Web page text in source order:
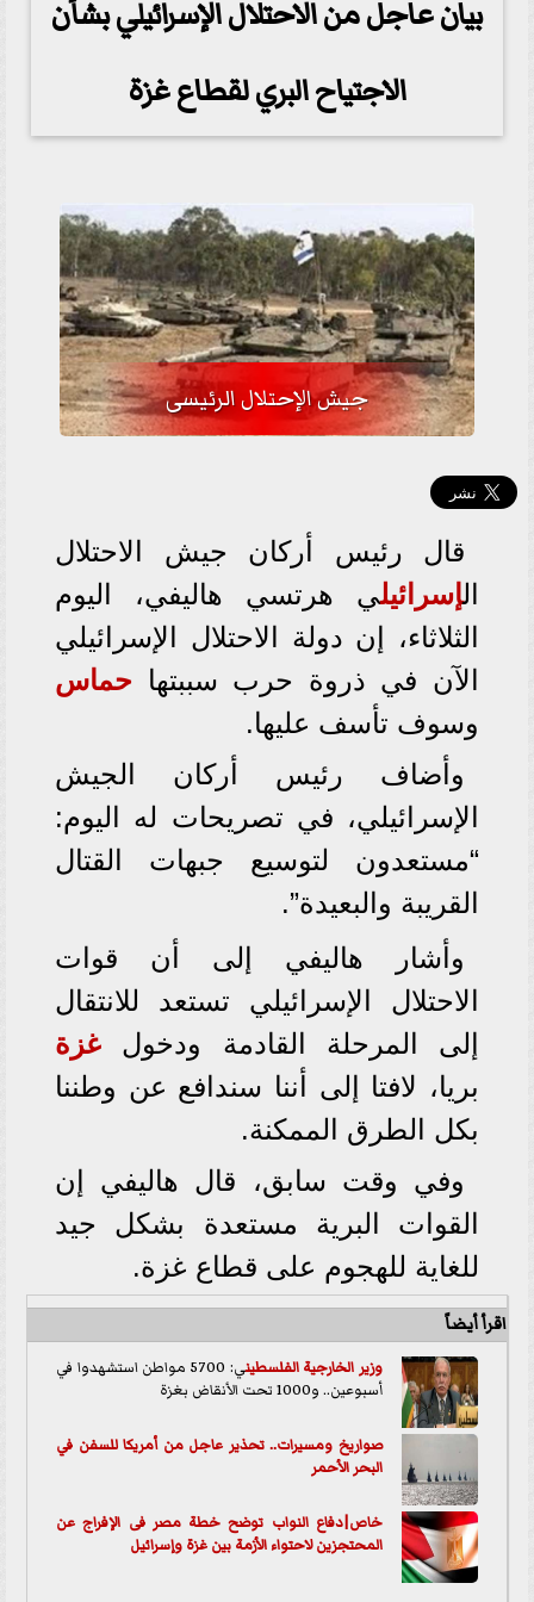
بيان عاجل من الاحتلال الإسرائيلي بشأن
الاجتياح البري لقطاع غزة
جيش الإحتلال الرئيسى
قال رئيس أركان جيش الاحتلال
الإسرائيلي هرتسي هاليفي، اليوم
الثلاثاء، إن دولة الاحتلال الإسرائيلي
الآن في ذروة حرب سببتها حماس
وسوف تأسف عليها.
وأضاف رئيس أركان الجيش
الإسرائيلي، في تصريحات له اليوم:
“مستعدون لتوسيع جبهات القتال
القريبة والبعيدة”.
وأشار هاليفي إلى أن قوات
الاحتلال الإسرائيلي تستعد للانتقال
إلى المرحلة القادمة ودخول غزة
بريا، لافتا إلى أننا سندافع عن وطننا
بكل الطرق الممكنة.
وفي وقت سابق، قال هاليفي إن
القوات البرية مستعدة بشكل جيد
للغاية للهجوم على قطاع غزة.
اقرأ أيضاً
وزير الخارجية الفلسطين
ي: 5700 مواطن استشهدوا في
أسبوعين.. و1000 تحت الأنقاض بغزة
صواريخ ومسيرات.. تحذير عاجل من أمريكا للسفن في
البحر الأحمر
خاص|دفاع النواب توضح خطة مصر فى الإفراج عن
المحتجزين لاحتواء الأزمة بين غزة وإسرائيل